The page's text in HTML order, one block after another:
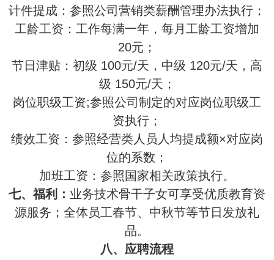
计件提成：参照公司营销类薪酬管理办法执行；
工龄工资：工作每满一年，每月工龄工资增加
20元；
节日津贴：初级 100元/天，中级 120元/天，高
级 150元/天；
岗位职级工资;参照公司制定的对应岗位职级工
资执行；
绩效工资：参照经营类人员人均提成额×对应岗
位的系数；
加班工资：参照国家相关政策执行。
七、福利： 业务技术骨干子女可享受优质教育资
源服务；全体员工春节、中秋节等节日发放礼
品。
八、应聘流程